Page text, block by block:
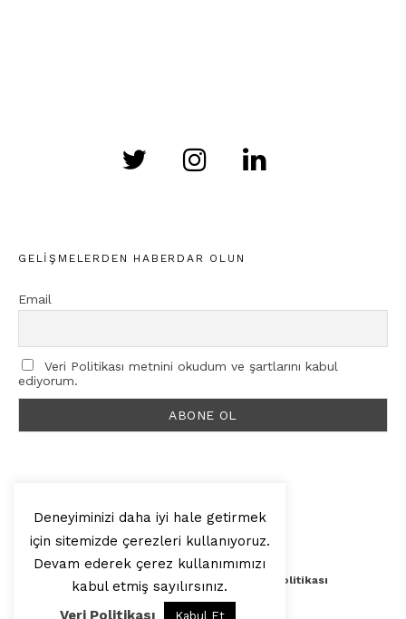
GELIŞMELERDEN HABERDAR OLUN
Email
Veri Politikası metnini okudum ve şartlarını kabul
ediyorum.
© 2025, Artilop
Künye Yazar Başvurusu Veri Politikası
Deneyiminizi daha iyi hale getirmek
için sitemizde çerezleri kullanıyoruz.
Devam ederek çerez kullanımımızı
kabul etmiş sayılırsınız.
Veri Politikası
Kabul Et